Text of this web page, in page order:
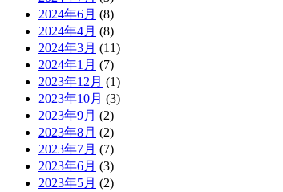
2024年6月 (8)
2024年4月 (8)
2024年3月 (11)
2024年1月 (7)
2023年12月 (1)
2023年10月 (3)
2023年9月 (2)
2023年8月 (2)
2023年7月 (7)
2023年6月 (3)
2023年5月 (2)